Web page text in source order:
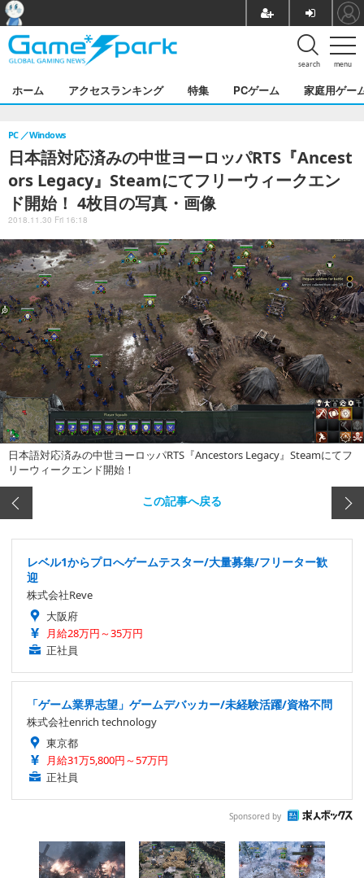
menu
search
ホーム アクセスランキング 特集 PCゲーム 家庭用ゲー
日本語対応済みの中世ヨーロッパRTS『Ancest
ors Legacy』Steamにてフリーウィークエン
ド開始！ 4枚目の写真・画像
PC Windows
2018.11.30 Fri 16:18
日本語対応済みの中世ヨーロッパRTS『Ancestors Legacy』Steamにてフ
リーウィークエンド開始！
この記事へ戻る
レベル1からプロへゲームテスター/大量募集/フリーター歓
迎
株式会社Reve
大阪府
月給28万円～35万円
正社員
「ゲーム業界志望」ゲームデバッカー/未経験活躍/資格不問
株式会社enrich technology
東京都
月給31万5,800円～57万円
正社員
Sponsored by